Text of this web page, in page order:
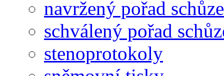
navržený pořad schůze
schválený pořad
stenoprotokoly